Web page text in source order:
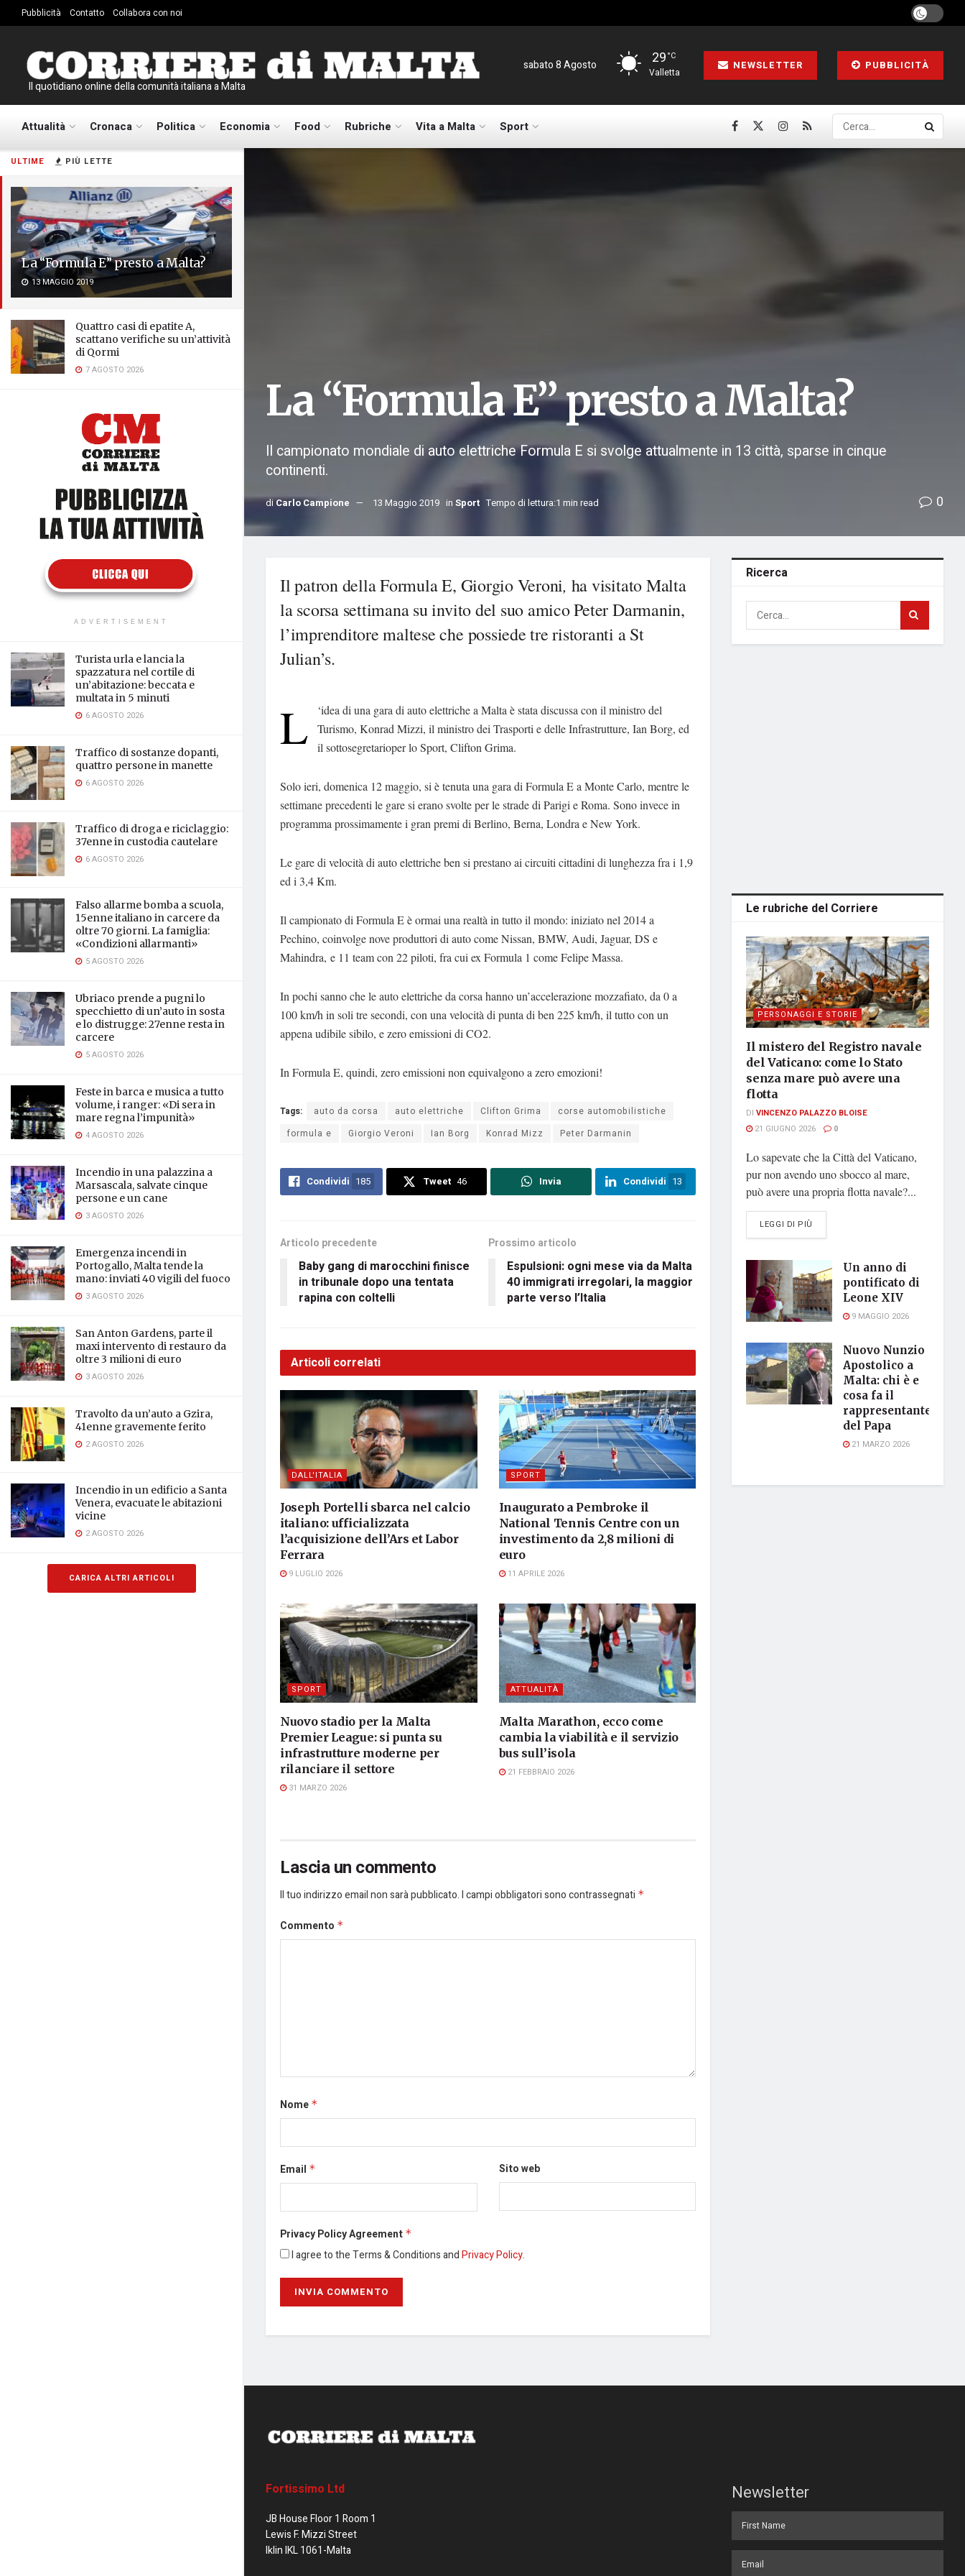
ULTIME PIÙ LETTE
La “Formula E” presto a Malta?
13 MAGGIO 2019
Quattro casi di epatite A,
scattano verifiche su un’attività
di Qormi
7 AGOSTO 2026
ADVERTISEMENT
Turista urla e lancia la
spazzatura nel cortile di
un’abitazione: beccata e
multata in 5 minuti
6 AGOSTO 2026
Traffico di sostanze dopanti,
quattro persone in manette
6 AGOSTO 2026
Traffico di droga e riciclaggio:
37enne in custodia cautelare
6 AGOSTO 2026
Falso allarme bomba a scuola,
15enne italiano in carcere da
oltre 70 giorni. La famiglia:
«Condizioni allarmanti»
5 AGOSTO 2026
Ubriaco prende a pugni lo
specchietto di un’auto in sosta
e lo distrugge: 27enne resta in
carcere
5 AGOSTO 2026
Feste in barca e musica a tutto
volume, i ranger: «Di sera in
mare regna l’impunità»
4 AGOSTO 2026
Incendio in una palazzina a
Marsascala, salvate cinque
persone e un cane
3 AGOSTO 2026
Emergenza incendi in
Portogallo, Malta tende la
mano: inviati 40 vigili del fuoco
3 AGOSTO 2026
San Anton Gardens, parte il
maxi intervento di restauro da
oltre 3 milioni di euro
3 AGOSTO 2026
Travolto da un’auto a Gzira,
41enne gravemente ferito
2 AGOSTO 2026
Incendio in un edificio a Santa
Venera, evacuate le abitazioni
vicine
2 AGOSTO 2026
CARICA ALTRI ARTICOLI
Pubblicità Contatto Collabora con noi
Il quotidiano online della comunità italiana a Malta
sabato 8 Agosto 29°C
Valletta
NEWSLETTER PUBBLICITÀ
Attualità Cronaca Politica Economia Food Rubriche Vita a Malta Sport
La “Formula E” presto a Malta?
Il campionato mondiale di auto elettriche Formula E si svolge attualmente in 13 città, sparse in cinque
continenti.
diCarlo Campione 13 Maggio 2019 in Sport Tempo di lettura:1 min read 0
Il patron della Formula E, Giorgio Veroni, ha visitato Malta
la scorsa settimana su invito del suo amico Peter Darmanin,
l’imprenditore maltese che possiede tre ristoranti a St
Julian’s.
L
‘idea di una gara di auto elettriche a Malta è stata discussa con il ministro del
Turismo, Konrad Mizzi, il ministro dei Trasporti e delle Infrastrutture, Ian Borg, ed
il sottosegretarioper lo Sport, Clifton Grima.
Solo ieri, domenica 12 maggio, si è tenuta una gara di Formula E a Monte Carlo, mentre le
settimane precedenti le gare si erano svolte per le strade di Parigi e Roma. Sono invece in
programma prossimamente i gran premi di Berlino, Berna, Londra e New York.
Le gare di velocità di auto elettriche ben si prestano ai circuiti cittadini di lunghezza fra i 1,9
ed i 3,4 Km.
Il campionato di Formula E è ormai una realtà in tutto il mondo: iniziato nel 2014 a
Pechino, coinvolge nove produttori di auto come Nissan, BMW, Audi, Jaguar, DS e
Mahindra, e 11 team con 22 piloti, fra cui ex Formula 1 come Felipe Massa.
In pochi sanno che le auto elettriche da corsa hanno un’accelerazione mozzafiato, da 0 a
100 km/h in soli tre secondi, con una velocità di punta di ben 225 km/h, il tutto con un
appena udibile sibilo, e zero emissioni di CO2.
In Formula E, quindi, zero emissioni non equivalgono a zero emozioni!
Tags: auto da corsa auto elettriche Clifton Grima
corse automobilistiche
formula e
Giorgio Veroni Ian Borg Konrad Mizz Peter Darmanin
Condividi 185 Tweet 46 Invia Condividi 13
Articolo precedente
Baby gang di marocchini finisce
in tribunale dopo una tentata
rapina con coltelli
Prossimo articolo
Espulsioni: ogni mese via da Malta
40 immigrati irregolari, la maggior
parte verso l’Italia
Articoli correlati
DALL'ITALIA
Joseph Portelli sbarca nel calcio
italiano: ufficializzata
l’acquisizione dell’Ars et Labor
Ferrara
9 LUGLIO 2026
SPORT
Inaugurato a Pembroke il
National Tennis Centre con un
investimento da 2,8 milioni di
euro
11 APRILE 2026
SPORT
Nuovo stadio per la Malta
Premier League: si punta su
infrastrutture moderne per
rilanciare il settore
31 MARZO 2026
ATTUALITÀ
Malta Marathon, ecco come
cambia la viabilità e il servizio
bus sull’isola
21 FEBBRAIO 2026
Lascia un commento
Il tuo indirizzo email non sarà pubblicato.I campi obbligatori sono contrassegnati *
Commento *
Nome *
Email * Sito web
Privacy Policy Agreement *
I agree to the Terms & Conditions andPrivacy Policy.
Ricerca
Le rubriche del Corriere
PERSONAGGI E STORIE
Il mistero del Registro navale
del Vaticano: come lo Stato
senza mare può avere una
flotta
DI VINCENZO PALAZZO BLOISE
21 GIUGNO 2026
0
Lo sapevate che la Città del Vaticano,
pur non avendo uno sbocco al mare,
può avere una propria flotta navale?...
LEGGI DI PIÙ
Un anno di
pontificato di
Leone XIV
9 MAGGIO 2026
Nuovo Nunzio
Apostolico a
Malta: chi è e
cosa fa il
rappresentante
del Papa
21 MARZO 2026
Fortissimo Ltd
JB House Floor 1 Room 1
Lewis F. Mizzi Street
Iklin IKL 1061-Malta
Newsletter